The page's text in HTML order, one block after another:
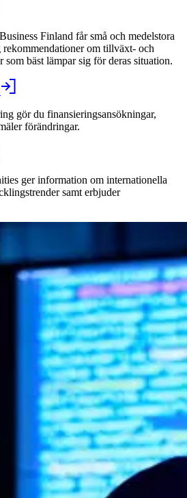
Finland får små och medelstora
rekommendationer om tillväxt- och
som bäst lämpar sig för deras situation.
gör du finansieringsansökningar,
förändringar.
ger information om internationella
samt erbjuder